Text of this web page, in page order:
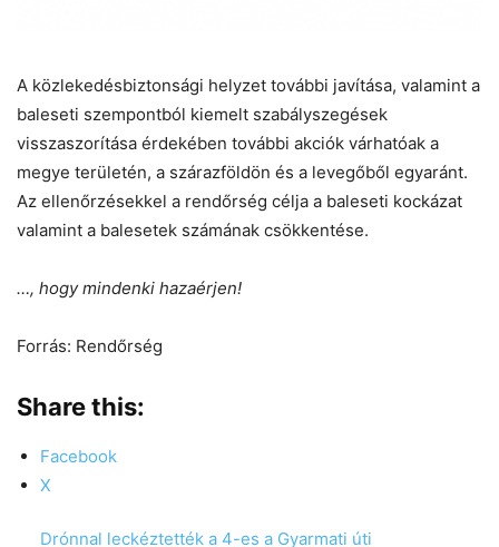
A közlekedésbiztonsági helyzet további javítása, valamint a
baleseti szempontból kiemelt szabályszegések
visszaszorítása érdekében további akciók várhatóak a
megye területén, a szárazföldön és a levegőből egyaránt.
Az ellenőrzésekkel a rendőrség célja a baleseti kockázat
valamint a balesetek számának csökkentése.
…, hogy mindenki hazaérjen!
Forrás: Rendőrség
Share this:
Facebook
X
Drónnal leckéztették a 4-es a Gyarmati úti